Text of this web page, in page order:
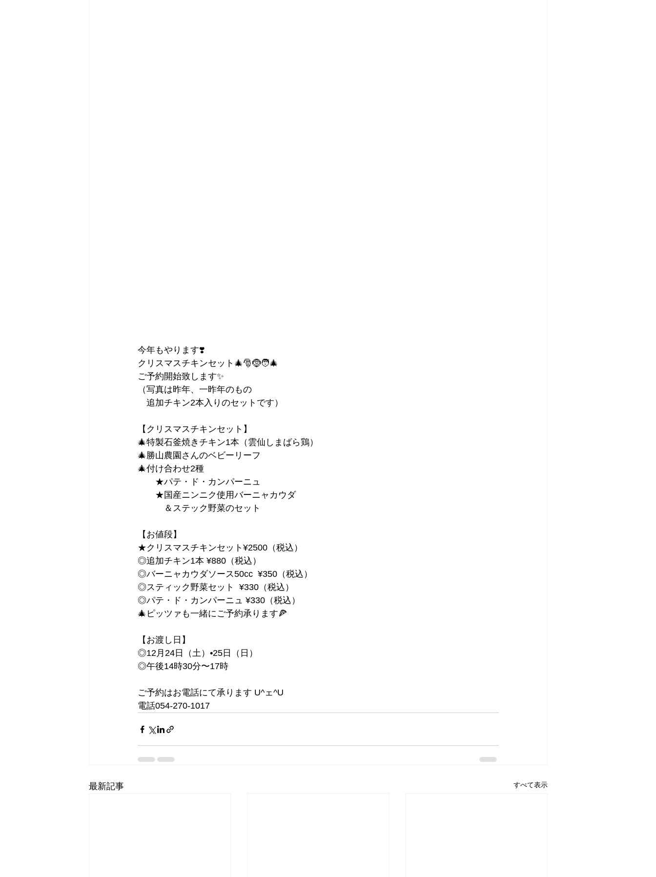
今年もやります❣️
クリスマスチキンセット🎄🎅🤶🧑‍🎄
ご予約開始致します✨
（写真は昨年、一昨年のもの
追加チキン2本入りのセットです）
【クリスマスチキンセット】
🎄特製石釜焼きチキン1本（雲仙しまばら鶏）
🎄勝山農園さんのベビーリーフ
🎄付け合わせ2種
★パテ・ド・カンパーニュ
★国産ニンニク使用バーニャカウダ
＆ステック野菜のセット
【お値段】
★クリスマスチキンセット¥2500（税込）
◎追加チキン1本 ¥880（税込）
◎バーニャカウダソース50cc  ¥350（税込）
◎スティック野菜セット  ¥330（税込）
◎パテ・ド・カンパーニュ ¥330（税込）
🎄ピッツァも一緒にご予約承ります🍕
【お渡し日】
◎12月24日（土）•25日（日）
◎午後14時30分〜17時
ご予約はお電話にて承ります U^ェ^U
電話054-270-1017
最新記事 すべて表示